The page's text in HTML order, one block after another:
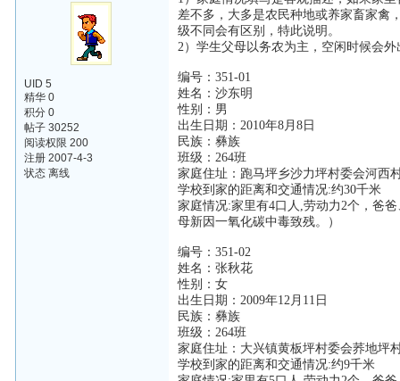
UID 5
精华 0
积分 0
帖子 30252
阅读权限 200
注册 2007-4-3
状态 离线
差不多，大多是农民种地或养家畜家禽
级不同会有区别，特此说明。
2）学生父母以务农为主，空闲时候会
编号：351-01
姓名：沙东明
性别：男
出生日期：2010年8月8日
民族：彝族
班级：264班
家庭住址：跑马坪乡沙力坪村委会河西
学校到家的距离和交通情况:约30千米
家庭情况:家里有4口人,劳动力2个，爸
母新因一氧化碳中毒致残。）
编号：351-02
姓名：张秋花
性别：女
出生日期：2009年12月11日
民族：彝族
班级：264班
家庭住址：大兴镇黄板坪村委会荞地坪
学校到家的距离和交通情况:约9千米